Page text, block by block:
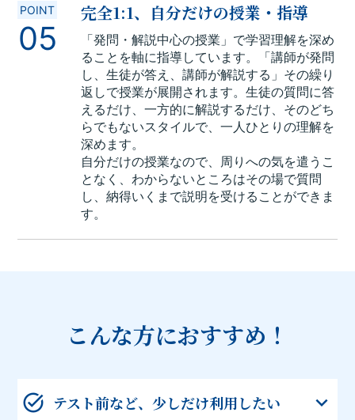
POINT
05
完全1:1、自分だけの授業・指導
「発問・解説中心の授業」で学習理解を深め
ることを軸に指導しています。「講師が発問
し、生徒が答え、講師が解説する」その繰り
返しで授業が展開されます。生徒の質問に答
えるだけ、一方的に解説するだけ、そのどち
らでもないスタイルで、一人ひとりの理解を
深めます。
自分だけの授業なので、周りへの気を遣うこ
となく、わからないところはその場で質問
し、納得いくまで説明を受けることができま
す。
こんな方におすすめ！
テスト前など、少しだけ利用したい